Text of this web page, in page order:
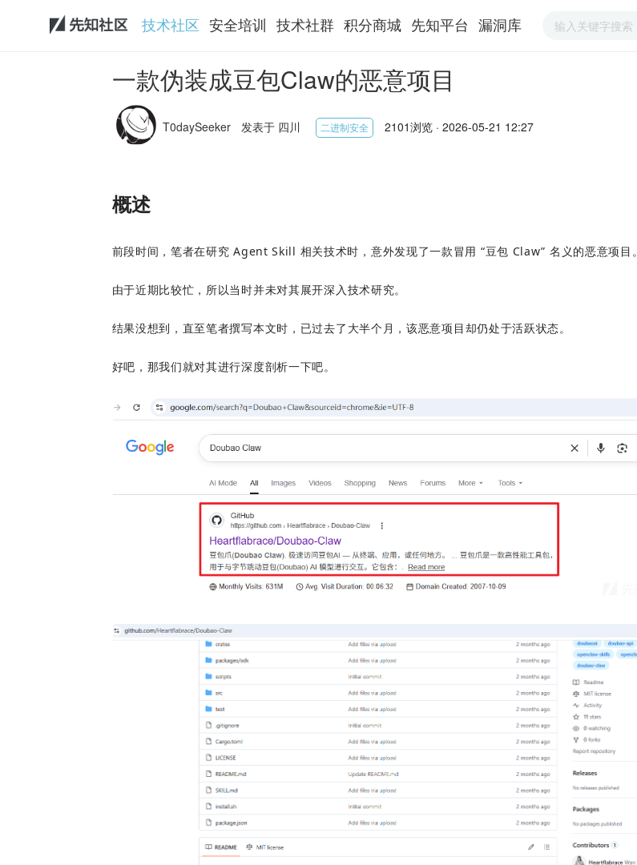
技术社区 安全培训 技术社群 积分商城 先知平台 漏洞库
一款伪装成豆包Claw的恶意项目
T0daySeeker 发表于 四川 二进制安全 2101浏览 · 2026-05-21 12:27
概述
前段时间，笔者在研究 Agent Skill 相关技术时，意外发现了一款冒用 “豆包 Claw” 名义的恶意项目。
由于近期比较忙，所以当时并未对其展开深入技术研究。
结果没想到，直至笔者撰写本文时，已过去了大半个月，该恶意项目却仍处于活跃状态。
好吧，那我们就对其进行深度剖析一下吧。